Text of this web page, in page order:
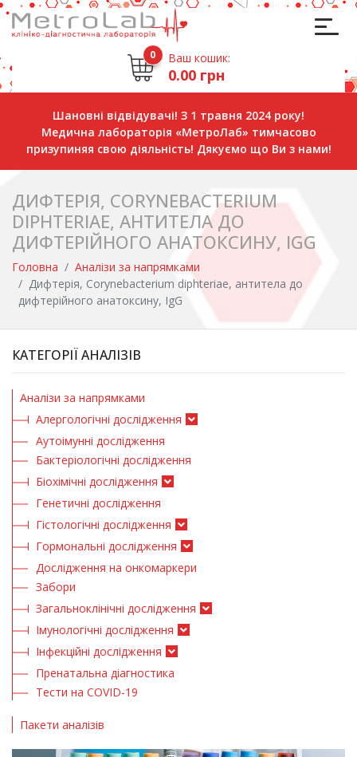
0 Ваш кошик:
0.00 грн
Шановні відвідувачі! З 1 травня 2024 року!
Медична лабораторія «МетроЛаб» тимчасово
призупиняя свою діяльність! Дякуємо що Ви з нами!
ДИФТЕРІЯ, CORYNEBACTERIUM
DIPHTERIAE, АНТИТЕЛА ДО
ДИФТЕРІЙНОГО АНАТОКСИНУ, IGG
Головна
Аналізи за напрямками
Дифтерія, Corynebacterium diphteriae, антитела до
дифтерійного анатоксину, IgG
КАТЕГОРІЇ АНАЛІЗІВ
Аналізи за напрямками
Алергологічні дослідження
Аутоімунні дослідження
Бактеріологічні дослідження
Біохімічні дослідження
Генетичні дослідження
Гістологічні дослідження
Гормональні дослідження
Дослідження на онкомаркери
Забори
Загальноклінічні дослідження
Імунологічні дослідження
Інфекційні дослідження
Пренатальна діагностика
Тести на COVID-19
Пакети аналізів